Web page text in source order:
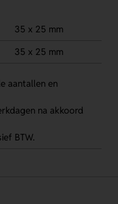
35 x 25 mm
35 x 25 mm
aantallen en
na akkoord
BTW.